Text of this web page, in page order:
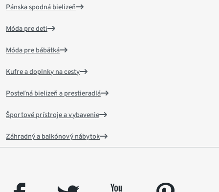
Pánska spodná bielizeň
Móda pre deti
Móda pre bábätká
Kufre a doplnky na cesty
Posteľná bielizeň a prestieradlá
Športové prístroje a vybavenie
Záhradný a balkónový nábytok